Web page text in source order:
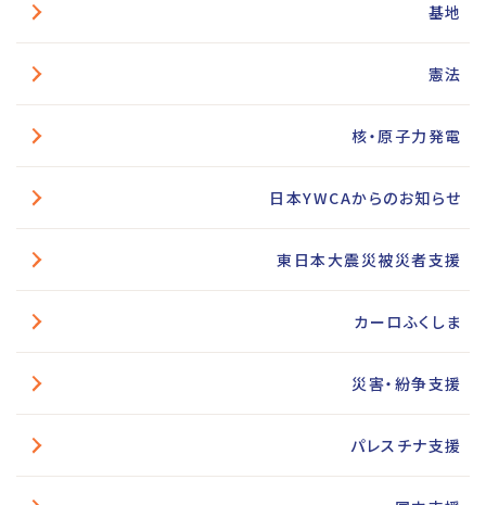
基地
憲法
核・原子力発電
日本YWCAからのお知らせ
東日本大震災被災者支援
カーロふくしま
災害・紛争支援
パレスチナ支援